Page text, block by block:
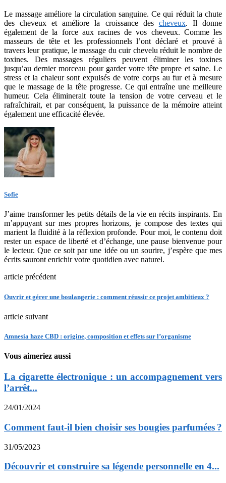
Le massage améliore la circulation sanguine. Ce qui réduit la chute
des cheveux et améliore la croissance des cheveux. Il donne
également de la force aux racines de vos cheveux. Comme les
masseurs de tête et les professionnels l’ont déclaré et prouvé à
travers leur pratique, le massage du cuir chevelu réduit le nombre de
toxines. Des massages réguliers peuvent éliminer les toxines
jusqu’au dernier morceau pour garder votre tête propre et saine. Le
stress et la chaleur sont expulsés de votre corps au fur et à mesure
que le massage de la tête progresse. Ce qui entraîne une meilleure
humeur. Cela éliminerait toute la tension de votre cerveau et le
rafraîchirait, et par conséquent, la puissance de la mémoire atteint
également une efficacité élevée.
Sofie
J’aime transformer les petits détails de la vie en récits inspirants. En
m’appuyant sur mes propres horizons, je compose des textes qui
marient la fluidité à la réflexion profonde. Pour moi, le contenu doit
rester un espace de liberté et d’échange, une pause bienvenue pour
le lecteur. Que ce soit par une idée ou un sourire, j’espère que mes
écrits sauront enrichir votre quotidien avec naturel.
article précédent
Ouvrir et gérer une boulangerie : comment réussir ce projet ambitieux ?
article suivant
Amnesia haze CBD : origine, composition et effets sur l’organisme
Vous aimeriez aussi
La cigarette électronique : un accompagnement vers
l’arrêt...
24/01/2024
Comment faut-il bien choisir ses bougies parfumées ?
31/05/2023
Découvrir et construire sa légende personnelle en 4...